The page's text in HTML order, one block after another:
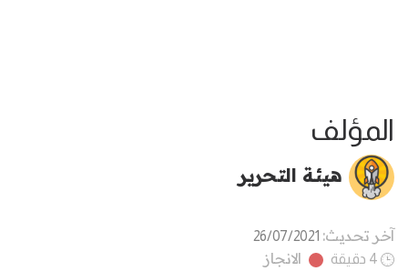
المؤلف
هيئة التحرير
آخر تحديث: 26/07/2021
4 دقيقة
الانجاز